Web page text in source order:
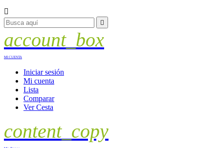


account_box
MI CUENTA
Iniciar sesión
Mi cuenta
Lista
Comparar
Ver Cesta
content_copy